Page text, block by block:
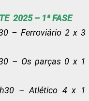
2025 – 1ª FASE
– Ferroviário 2 x 3
– Os parças 0 x 1
– Atlético 4 x 1